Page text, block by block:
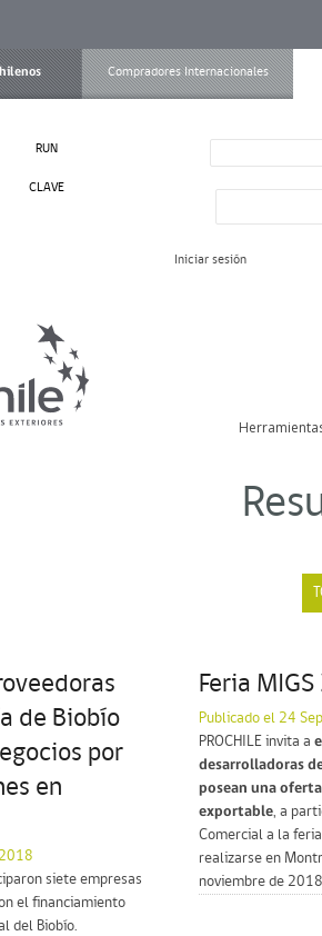
Compradores Internacionales
RUN
CLAVE
Iniciar sesión
de Biobío
por
en
siete empresas
el financiamiento
del Biobío.
Feria
Publicado el 24
PROCHILE invita a
desarrolladoras
posean una
exportable, a
Comercial a la
realizarse en
noviembre de